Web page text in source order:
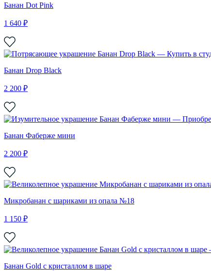
Банан Dot Pink
1 640 ₽
Банан Drop Black
2 200 ₽
Банан Фаберже мини
2 200 ₽
Микробанан с шариками из опала №18
1 150 ₽
Банан Gold с кристаллом в шаре